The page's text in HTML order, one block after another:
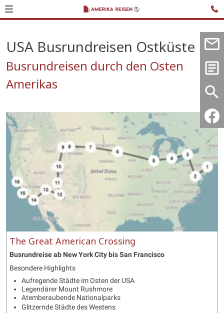
USA Busrundreisen Ostküste
Busrundreisen durch den Osten
Amerikas
The Great American Crossing
Busrundreise ab New York City bis San Francisco
Besondere Highlights
Aufregende Städte im Osten der USA
Legendärer Mount Rushmore
Atemberaubende Nationalparks
Glitzernde Städte des Westens